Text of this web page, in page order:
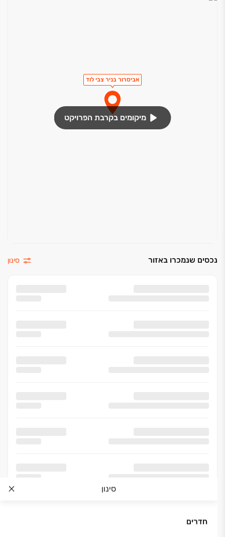
אביסרור בניר צבי לוד
מיקומים בקרבת הפרויקט
נכסים שנמכרו באזור סינון
סינון
חדרים